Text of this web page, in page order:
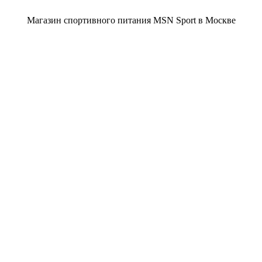
Магазин спортивного питания MSN Sport в Москве